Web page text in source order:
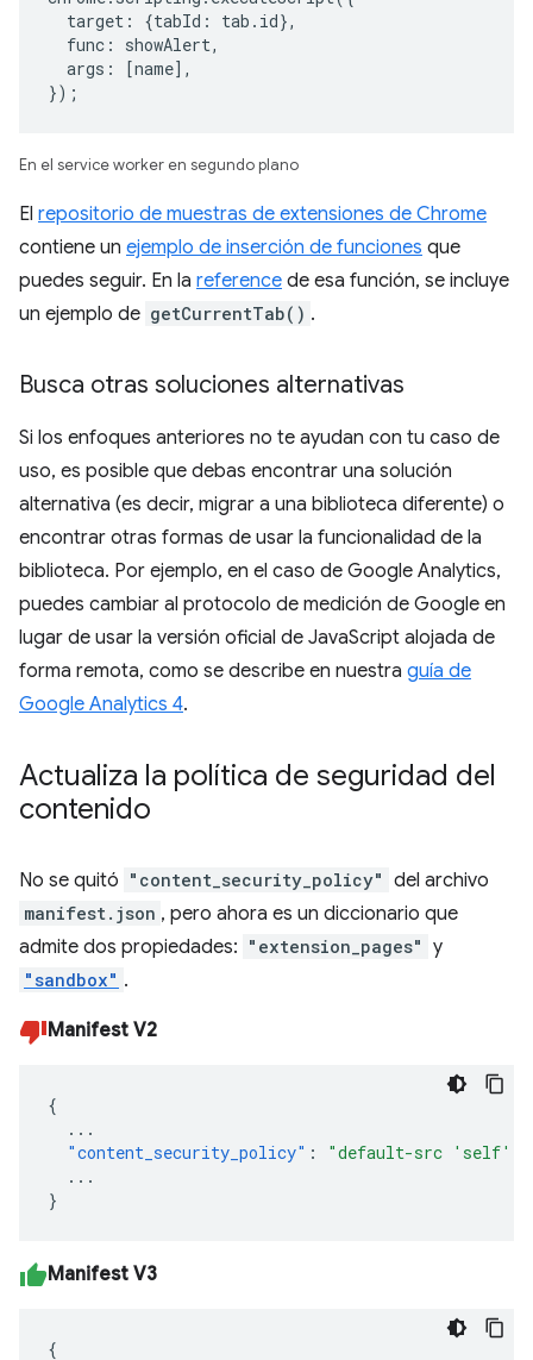
target : {tabId : tab . id},
func : showAlert,
args : [name],
});
En el service worker en segundo plano
El repositorio de muestras de extensiones de Chrome
contiene un ejemplo de inserción de funciones que
puedes seguir. En la reference de esa función, se incluye
un ejemplo de getCurrentTab() .
Busca otras soluciones alternativas
Si los enfoques anteriores no te ayudan con tu caso de
uso, es posible que debas encontrar una solución
alternativa (es decir, migrar a una biblioteca diferente) o
encontrar otras formas de usar la funcionalidad de la
biblioteca. Por ejemplo, en el caso de Google Analytics,
puedes cambiar al protocolo de medición de Google en
lugar de usar la versión oficial de JavaScript alojada de
forma remota, como se describe en nuestra guía de
Google Analytics 4.
Actualiza la política de seguridad del
contenido
No se quitó "content_security_policy" del archivo
manifest.json , pero ahora es un diccionario que
admite dos propiedades: "extension_pages" y
"sandbox" .
Manifest V2
{
...
"content_security_policy" :
"default-src 'self'"
...
}
Manifest V3
{